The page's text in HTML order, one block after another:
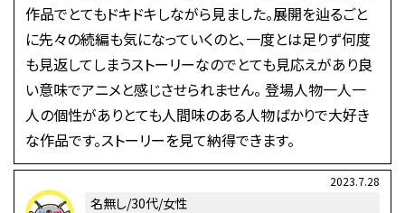
作品でとてもドキドキしながら見ました。展開を辿るごと
に先々の続編も気になっていくのと、一度とは足りず何度
も見返してしまうストーリーなのでとても見応えがあり良
い意味でアニメと感じさせられません。 登場人物一人一
人の個性がありとても人間味のある人物ばかりで大好き
な作品です。ストーリーを見て納得できます。
2023.7.28
名無し/30代/女性